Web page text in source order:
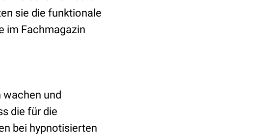
sie die funktionale
im Fachmagazin
wachen und
die für die
bei hypnotisierten